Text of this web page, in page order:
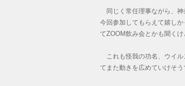
同じく常任理事ながら、神
今回参加してもらえて嬉し
てZOOM飲み会とかも聞く
これも怪我の功名、ウイ
てまた動きを広めていけそう